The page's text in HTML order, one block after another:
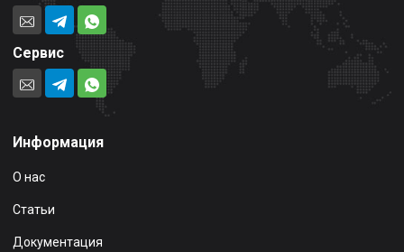
Сервис
Информация
О нас
Статьи
Документация